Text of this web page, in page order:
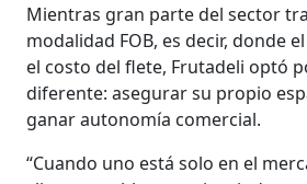
Mientras gran parte del sector
modalidad FOB, es decir, donde
el costo del flete, Frutadeli optó
diferente: asegurar su propio
ganar autonomía comercial.
“Cuando uno está solo en el